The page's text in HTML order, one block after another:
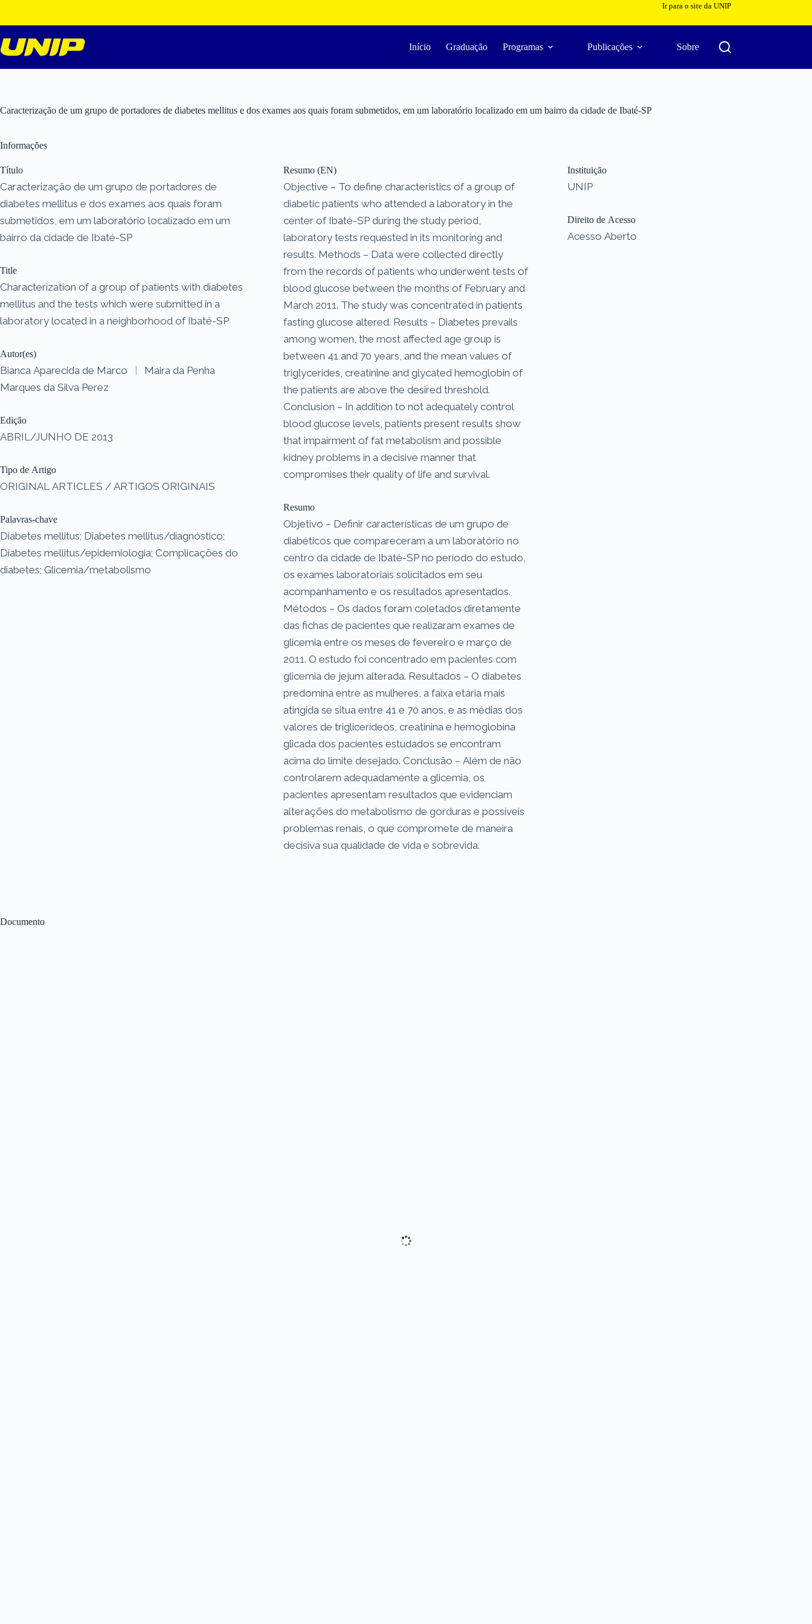
o
conteúdo
Ir para o site da UNIP
Início Graduação Programas Publicações Sobre
Caracterização de um grupo de portadores de diabetes mellitus e dos exames aos quais foram submetidos, em um laboratório localizado em um bairro da cidade de Ibaté-SP
Documento
Informações
Título
Caracterização de um grupo de portadores de
diabetes mellitus e dos exames aos quais foram
submetidos, em um laboratório localizado em um
bairro da cidade de Ibaté-SP
Title
Characterization of a group of patients with diabetes
mellitus and the tests which were submitted in a
laboratory located in a neighborhood of Ibaté-SP
Autor(es)
Bianca Aparecida de Marco |
Maira da Penha
Marques da Silva Perez
Edição
ABRIL/JUNHO DE 2013
Tipo de Artigo
ORIGINAL ARTICLES / ARTIGOS ORIGINAIS
Palavras-chave
Diabetes mellitus; Diabetes mellitus/diagnóstico;
Diabetes mellitus/epidemiologia; Complicações do
diabetes; Glicemia/metabolismo
Resumo (EN)
Objective – To define characteristics of a group of
diabetic patients who attended a laboratory in the
center of Ibaté-SP during the study period,
laboratory tests requested in its monitoring and
results. Methods – Data were collected directly
from the records of patients who underwent tests of
blood glucose between the months of February and
March 2011. The study was concentrated in patients
fasting glucose altered. Results – Diabetes prevails
among women, the most affected age group is
between 41 and 70 years, and the mean values of
triglycerides, creatinine and glycated hemoglobin of
the patients are above the desired threshold.
Conclusion – In addition to not adequately control
blood glucose levels, patients present results show
that impairment of fat metabolism and possible
kidney problems in a decisive manner that
compromises their quality of life and survival.
Resumo
Objetivo – Definir características de um grupo de
diabéticos que compareceram a um laboratório no
centro da cidade de Ibaté-SP no período do estudo,
os exames laboratoriais solicitados em seu
acompanhamento e os resultados apresentados.
Métodos – Os dados foram coletados diretamente
das fichas de pacientes que realizaram exames de
glicemia entre os meses de fevereiro e março de
2011. O estudo foi concentrado em pacientes com
glicemia de jejum alterada. Resultados – O diabetes
predomina entre as mulheres, a faixa etária mais
atingida se situa entre 41 e 70 anos, e as médias dos
valores de triglicerídeos, creatinina e hemoglobina
glicada dos pacientes estudados se encontram
acima do limite desejado. Conclusão – Além de não
controlarem adequadamente a glicemia, os
pacientes apresentam resultados que evidenciam
alterações do metabolismo de gorduras e possíveis
problemas renais, o que compromete de maneira
decisiva sua qualidade de vida e sobrevida.
Instituição
UNIP
Direito de Acesso
Acesso Aberto